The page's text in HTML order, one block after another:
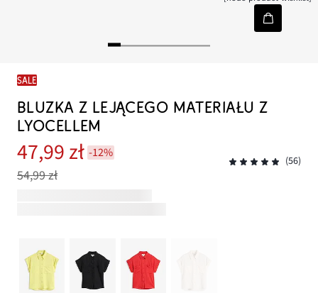
SALE
BLUZKA Z LEJĄCEGO MATERIAŁU Z
LYOCELLEM
47,99 zł -12%
54,99 zł
(56)